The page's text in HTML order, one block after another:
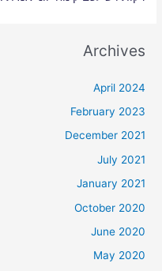
Archives
April 2024
February 2023
December 2021
July 2021
January 2021
October 2020
June 2020
May 2020